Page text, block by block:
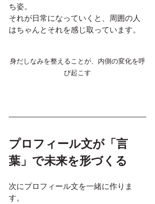
ち姿。
それが日常になっていくと、周囲の人
はちゃんとそれを感じ取っています。
身だしなみを整えることが、内側の変化を呼
び起こす
プロフィール文が「言
葉」で未来を形づくる
次にプロフィール文を一緒に作りま
す。